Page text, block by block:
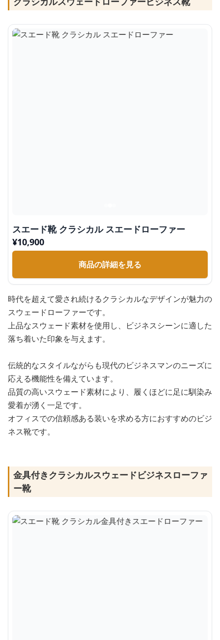
スエード靴 クラシカル スエードローファー
¥10,900
商品の詳細を見る
時代を超えて愛され続けるクラシカルなデザインが魅力の
スウェードローファーです。
上品なスウェード素材を使用し、ビジネスシーンに適した
落ち着いた印象を与えます。
伝統的なスタイルながらも現代のビジネスマンのニーズに
応える機能性を備えています。
品質の高いスウェード素材により、履くほどに足に馴染み
愛着が湧く一足です。
オフィスでの信頼感ある装いを求める方におすすめのビジ
ネス靴です。
金具付きクラシカルスウェードビジネスローファ
ー靴